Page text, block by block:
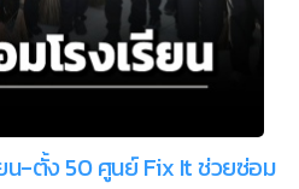
น-ตั้ง 50 ศูนย์ Fix It ช่วยซ่อม